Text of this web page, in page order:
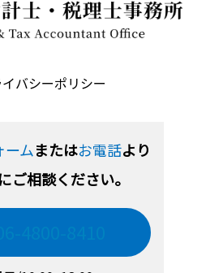
バシーポリシー
ームまたはお電話より
ご相談ください。